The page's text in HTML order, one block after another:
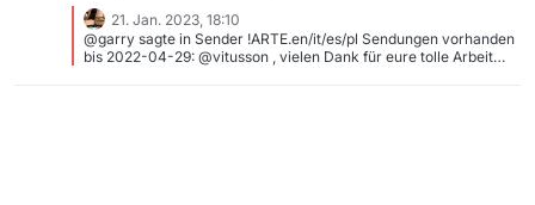
21. Jan. 2023, 18:10
@garry sagte in Sender !ARTE.en/it/es/pl Sendungen vorhanden
bis 2022-04-29: @vitusson , vielen Dank für eure tolle Arbeit